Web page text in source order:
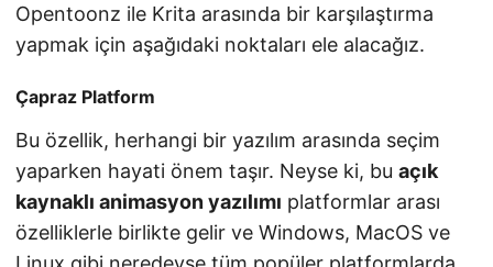
Opentoonz ile Krita arasında bir karşılaştırma
yapmak için aşağıdaki noktaları ele alacağız.
Çapraz Platform
Bu özellik, herhangi bir yazılım arasında seçim
yaparken hayati önem taşır. Neyse ki, bu açık
kaynaklı animasyon yazılımı platformlar arası
özelliklerle birlikte gelir ve Windows, MacOS ve